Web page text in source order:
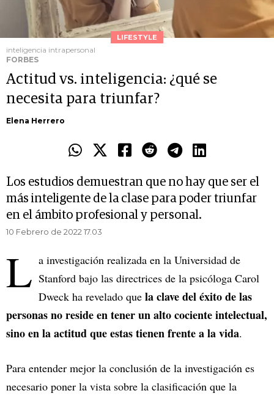
LIFESTYLE
inteligencia intrapersonal
FORBES
Actitud vs. inteligencia: ¿qué se
necesita para triunfar?
Elena Herrero
Los estudios demuestran que no hay que ser el
más inteligente de la clase para poder triunfar
en el ámbito profesional y personal.
10 Febrero de 2022 17.03
L a investigación realizada en la Universidad de
Stanford bajo las directrices de la psicóloga Carol
Dweck ha revelado que la clave del éxito de las
personas no reside en tener un alto cociente intelectual,
sino en la actitud que estas tienen frente a la vida.
Para entender mejor la conclusión de la investigación es
necesario poner la vista sobre la clasificación que la